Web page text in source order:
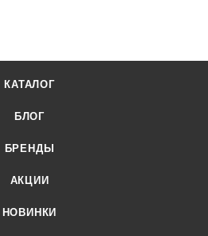
КАТАЛОГ
БЛОГ
БРЕНДЫ
АКЦИИ
НОВИНКИ